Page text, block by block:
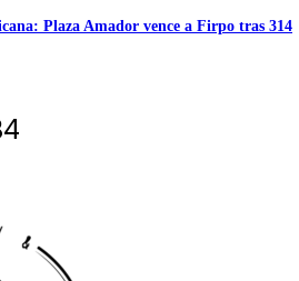
Plaza Amador vence a Firpo tras 314